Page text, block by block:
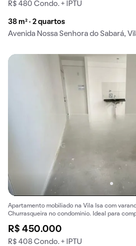
R$ 480 Condo. + IPTU
38 m² · 2 quartos
Avenida Nossa Senhora do Sabará,
Apartamento mobiliado na Vila Isa com
Churrasqueira no condomínio. Ideal para
R$ 450.000
R$ 408 Condo. + IPTU